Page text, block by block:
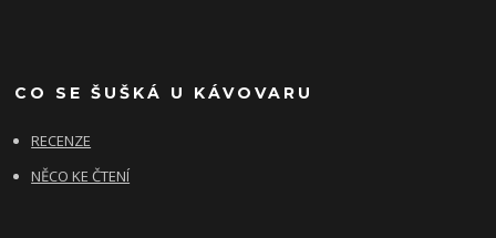
CO SE ŠUŠKÁ U KÁVOVARU
RECENZE
NĚCO KE ČTENÍ